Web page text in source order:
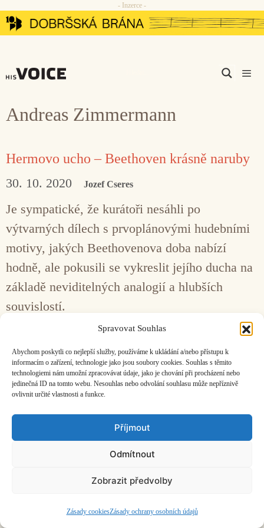
Spravovat Souhlas
Abychom poskytli co nejlepší služby, používáme k ukládání a/nebo přístupu k
informacím o zařízení, technologie jako jsou soubory cookies. Souhlas s těmito
technologiemi nám umožní zpracovávat údaje, jako je chování při procházení nebo
jedinečná ID na tomto webu. Nesouhlas nebo odvolání souhlasu může nepříznivě
ovlivnit určité vlastnosti a funkce.
Příjmout
Odmítnout
Zobrazit předvolby
Zásady cookiesZásady ochrany osobních údajů
Přeskočit
na
- Inzerce -
Andreas Zimmermann
Hermovo ucho – Beethoven krásně naruby
30. 10. 2020 Jozef Cseres
Je sympatické, že kurátoři nesáhli po
výtvarných dílech s prvoplánovými hudebními
motivy, jakých Beethovenova doba nabízí
hodně, ale pokusili se vykreslit jejího ducha na
základě neviditelných analogií a hlubších
souvislostí.
Facebook
Bandcamp
Mail
ČASOPIS O JINÉ HUDBĚ | vydáváHudební informační středisko
založeno 2001 | Kontaktujte nás:info@hisvoice.cz
©2026 HISvoice – design a admin